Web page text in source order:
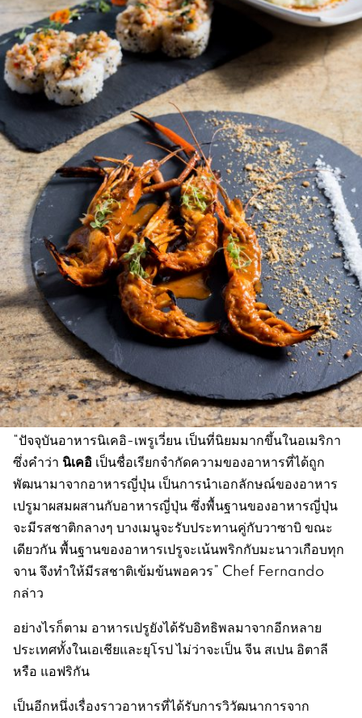
“ปัจจุบันอาหารนิเคอิ-เพรูเวี่ยน เป็นที่นิยมมากขึ้นในอเมริกา
ซึ่งคำว่า นิเคอิ เป็นชื่อเรียกจำกัดความของอาหารที่ได้ถูก
พัฒนามาจากอาหารญี่ปุ่น เป็นการนำเอกลักษณ์ของอาหาร
เปรูมาผสมผสานกับอาหารญี่ปุ่น ซึ่งพื้นฐานของอาหารญี่ปุ่น
จะมีรสชาติกลางๆ บางเมนูจะรับประทานคู่กับวาซาบิ ขณะ
เดียวกัน พื้นฐานของอาหารเปรูจะเน้นพริกกับมะนาวเกือบทุก
จาน จึงทำให้มีรสชาติเข้มข้นพอควร” Chef Fernando
กล่าว
อย่างไรก็ตาม อาหารเปรูยังได้รับอิทธิพลมาจากอีกหลาย
ประเทศทั้งในเอเชียและยุโรป ไม่ว่าจะเป็น จีน สเปน อิตาลี
หรือ แอฟริกัน
เป็นอีกหนึ่งเรื่องราวอาหารที่ได้รับการวิวัฒนาการจาก